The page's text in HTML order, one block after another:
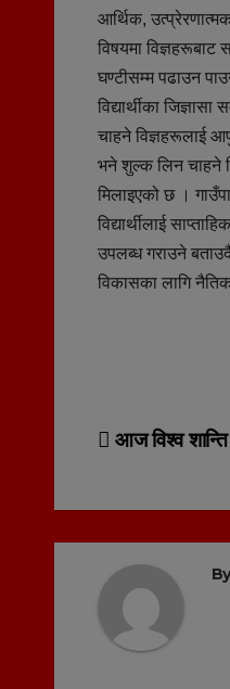
आर्थिक,
विषयमा विज्ञहरूबाट
घण्टीसम्म पढाउन
विद्यार्थीका
चाहने विज्ञहरूलाई
भने शुल्क लिन चाहने
मिलाइएको छ ।
विद्यार्थीलाई
उपलब्ध गराउने बताउदै
विकासका लागि
Post
आज विश्व